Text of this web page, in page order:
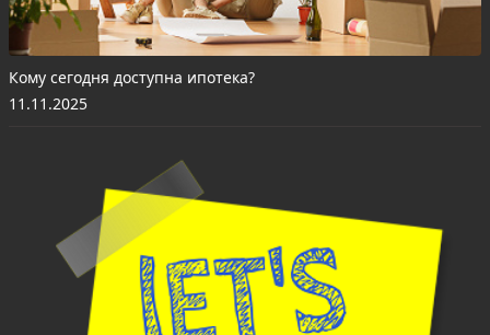
Кому сегодня доступна ипотека?
11.11.2025